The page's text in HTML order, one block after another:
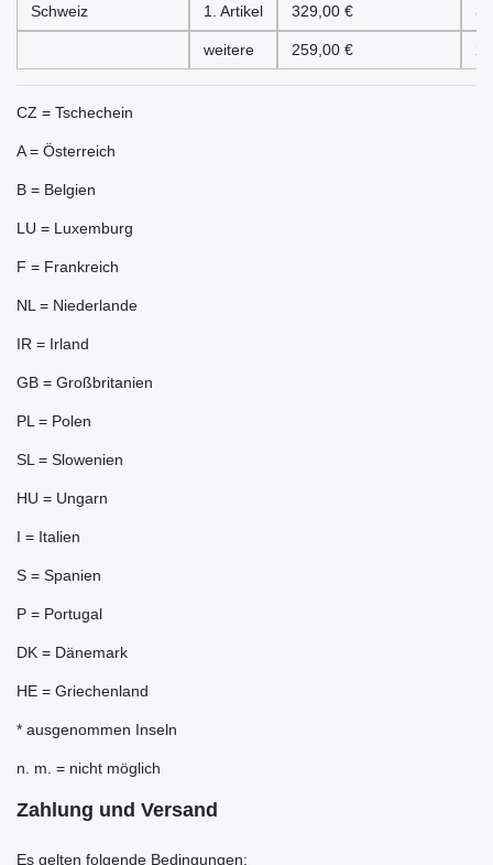
Schweiz 1. Artikel
weitere
329,00 €
259,00 €
CZ = Tschechein
A = Österreich
B = Belgien
LU = Luxemburg
F = Frankreich
NL = Niederlande
IR = Irland
GB = Großbritanien
PL = Polen
SL = Slowenien
HU = Ungarn
I = Italien
S = Spanien
P = Portugal
DK = Dänemark
HE = Griechenland
* ausgenommen Inseln
n. m. = nicht möglich
Zahlung und Versand
Es gelten folgende Bedingungen: